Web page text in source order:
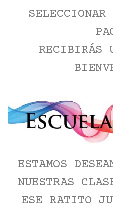
RECIBIRÁS
ESTAMOS
NUESTRAS
ESE RATITO